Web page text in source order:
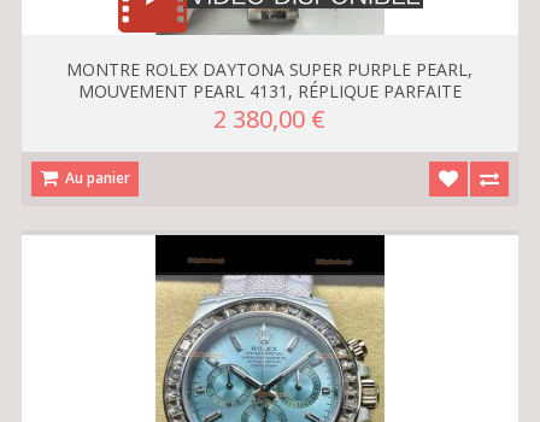
MONTRE ROLEX DAYTONA SUPER PURPLE PEARL,
MOUVEMENT PEARL 4131, RÉPLIQUE PARFAITE
2 380,00 €
Au panier